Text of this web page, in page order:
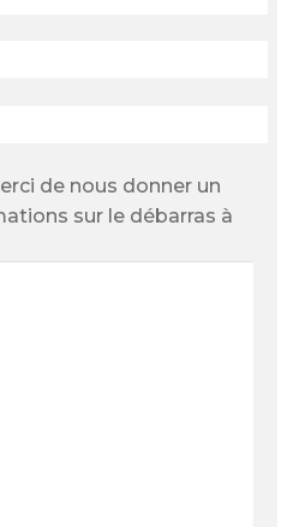
de nous donner un
sur le débarras à